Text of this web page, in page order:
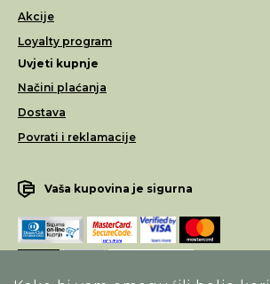
Akcije
Loyalty program
Uvjeti kupnje
Načini plaćanja
Dostava
Povrati i reklamacije
Vaša kupovina je sigurna